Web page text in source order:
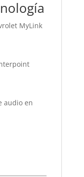
MyLink
audio en